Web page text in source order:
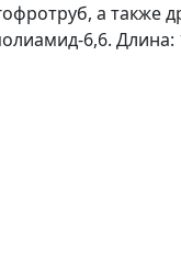
а также
6,6.